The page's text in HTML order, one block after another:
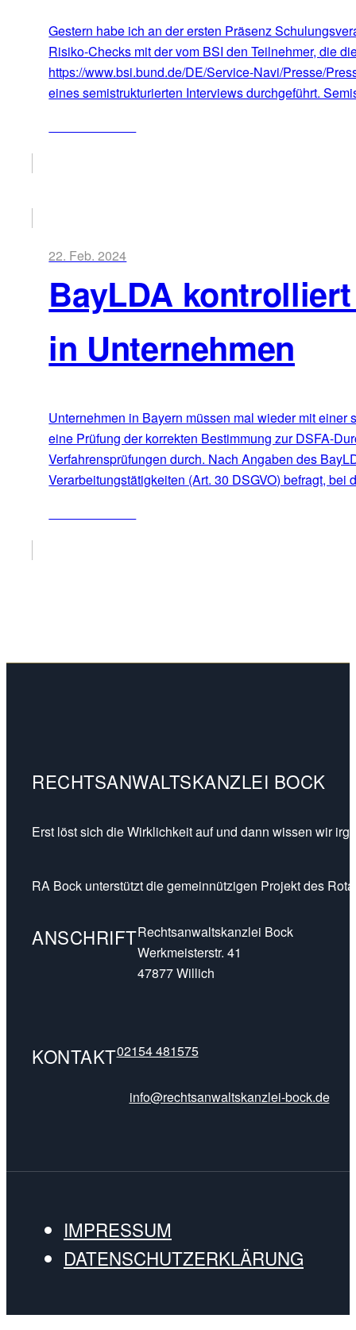
Gestern habe ich an der ersten Präsenz
Risiko-Checks mit der vom BSI den Teilnehmer, die
https://www.bsi.bund.de/DE/Service-Navi/Presse/
eines semistrukturierten Interviews durchgeführt.
22. Feb. 2024
BayLDA
in Unternehmen
Unternehmen in Bayern müssen mal wieder mit
eine Prüfung der korrekten Bestimmung zur DSFA-
Verfahrensprüfungen durch. Nach Angaben des
Verarbeitungstätigkeiten (Art. 30 DSGVO) befragt,
RECHTSANWALTSKANZLEI BOCK
Erst löst sich die Wirklichkeit auf und dann wissen wir
RA Bock unterstützt die gemeinnützigen Projekt des
ANSCHRIFTRechtsanwaltskanzlei Bock
Werkmeisterstr. 41
47877 Willich
KONTAKT02154 481575
info@rechtsanwaltskanzlei-bock.de
IMPRESSUM
DATENSCHUTZERKLÄRUNG